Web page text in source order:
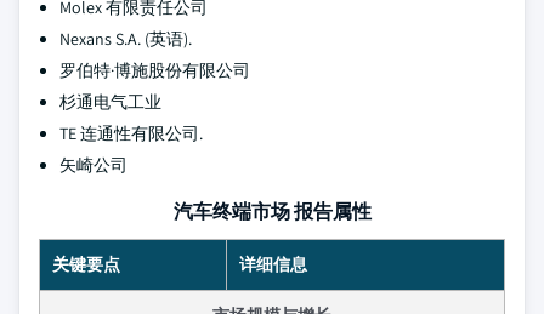
Molex 有限责任公司
Nexans S.A. (英语).
罗伯特·博施股份有限公司
杉通电气工业
TE 连通性有限公司.
矢崎公司
汽车终端市场 报告属性
关键要点 详细信息